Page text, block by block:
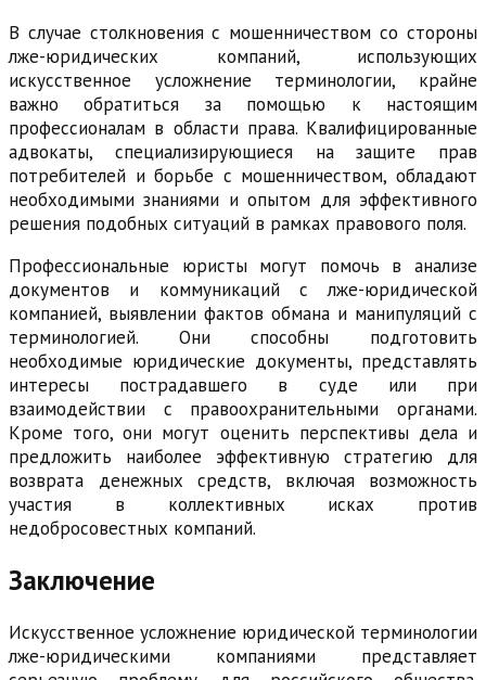
В случае столкновения с мошенничеством со стороны
лже-юридических компаний, использующих
искусственное усложнение терминологии, крайне
важно обратиться за помощью к настоящим
профессионалам в области права. Квалифицированные
адвокаты, специализирующиеся на защите прав
потребителей и борьбе с мошенничеством, обладают
необходимыми знаниями и опытом для эффективного
решения подобных ситуаций в рамках правового поля.
Профессиональные юристы могут помочь в анализе
документов и коммуникаций с лже-юридической
компанией, выявлении фактов обмана и манипуляций с
терминологией. Они способны подготовить
необходимые юридические документы, представлять
интересы пострадавшего в суде или при
взаимодействии с правоохранительными органами.
Кроме того, они могут оценить перспективы дела и
предложить наиболее эффективную стратегию для
возврата денежных средств, включая возможность
участия в коллективных исках против
недобросовестных компаний.
Заключение
Искусственное усложнение юридической терминологии
лже-юридическими компаниями представляет